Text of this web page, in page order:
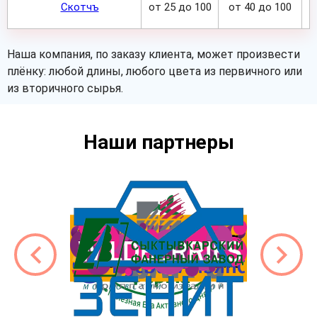
Скотчъ от 25 до 100 от 40 до 100
Наша компания, по заказу клиента, может произвести
плёнку: любой длины, любого цвета из первичного или
из вторичного сырья.
Наши партнеры